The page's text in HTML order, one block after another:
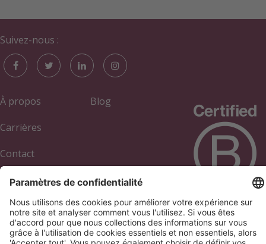
Suivez-nous :
À propos
Carrières
Contact
Académie
Annuaire des
Annonceurs
Blog